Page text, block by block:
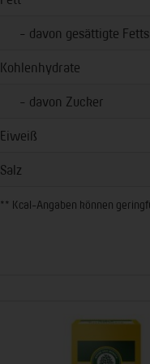
- davon gesättigte
Kohlenhydrate
- davon Zucker
Eiweiß
Salz
** Kcal-Angaben können